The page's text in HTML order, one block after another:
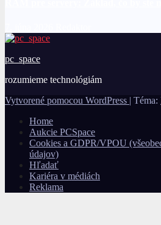
pc_space
rozumieme technológiám
Vytvorené pomocou WordPress | Téma:
Home
Aukcie PCSpace
Cookies a GDPR/VPOU
údajov)
Hľadať
Kariéra v médiách
Reklama